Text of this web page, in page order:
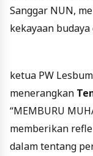
Sanggar NUN,
kekayaan
ketua PW
menerangkan
“MEMBURU
memberikan
dalam tentang